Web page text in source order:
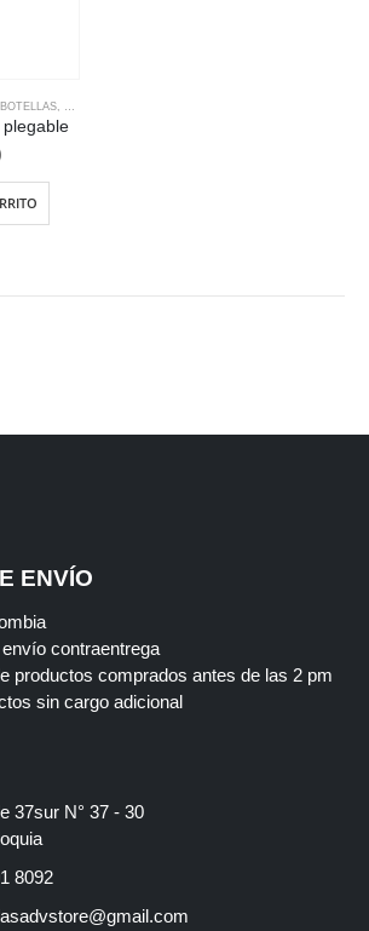
BOTELLAS, CAMPING
plegable
ENVÍO
contraentrega
productos comprados antes de las 2 pm
sin cargo adicional
37sur N° 37 - 30
8092